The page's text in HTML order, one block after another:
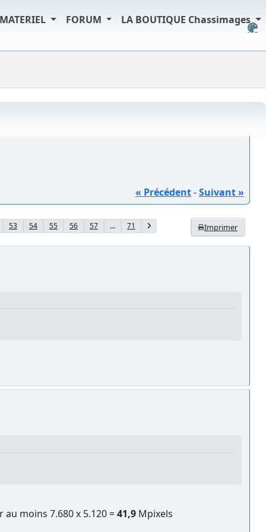
MATERIEL FORUM LA BOUTIQUE Chassimages
« Précédent-Suivant »
Imprimer
53 54 55 56 57 ... 71
moins 7.680 x 5.120 =41,9 Mpixels